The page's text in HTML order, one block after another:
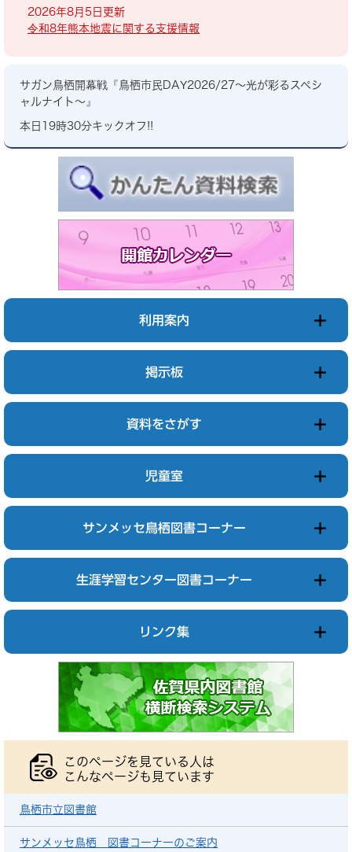
2026年8月5日更新
令和8年熊本地震に関する支援情報
サガン鳥栖開幕戦『鳥栖市民DAY2026/27～光が彩るスペシ
ャルナイト～』
本日19時30分キックオフ!!
利用案内
掲示板
資料をさがす
児童室
サンメッセ鳥栖図書コーナー
生涯学習センター図書コーナー
リンク集
このページを見ている人は
こんなページも見ています
鳥栖市立図書館
サンメッセ鳥栖 図書コーナーのご案内